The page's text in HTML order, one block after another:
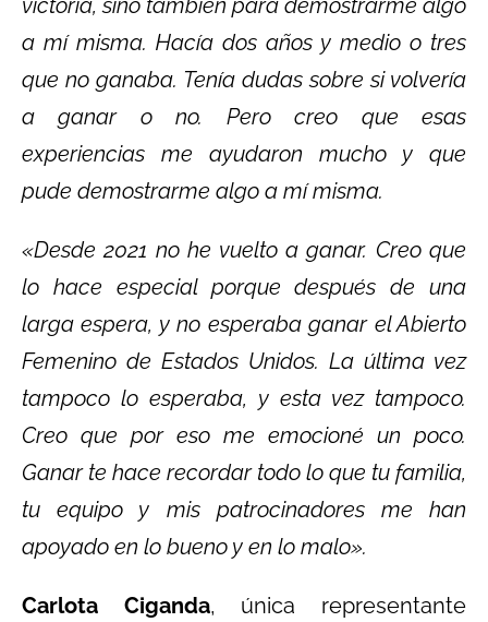
a mí misma. Hacía dos años y medio o tres
que no ganaba. Tenía dudas sobre si volvería
a ganar o no. Pero creo que esas
experiencias me ayudaron mucho y que
pude demostrarme algo a mí misma.
«Desde 2021 no he vuelto a ganar. Creo que
lo hace especial porque después de una
larga espera, y no esperaba ganar el Abierto
Femenino de Estados Unidos. La última vez
tampoco lo esperaba, y esta vez tampoco.
Creo que por eso me emocioné un poco.
Ganar te hace recordar todo lo que tu familia,
tu equipo y mis patrocinadores me han
apoyado en lo bueno y en lo malo».
Carlota Ciganda, única representante